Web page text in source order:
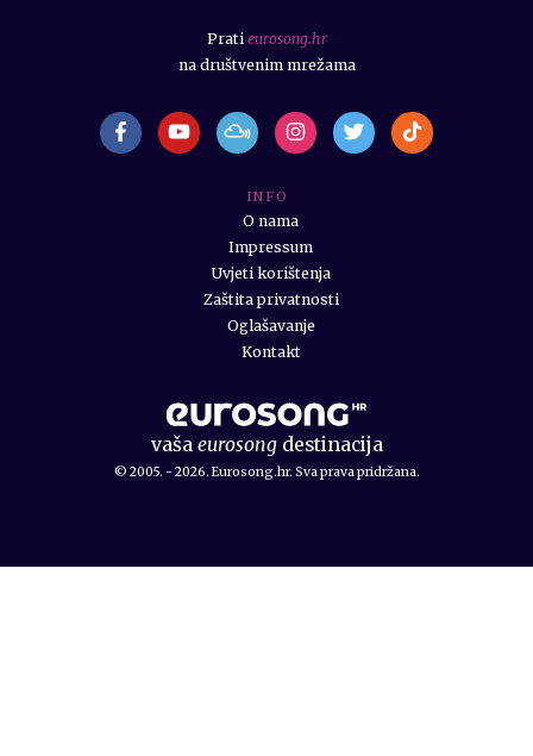
vaša eurosongdestinacija
© 2005. - 2026. Eurosong.hr. Sva prava pridržana.
I N F O
O nama
Impressum
Uvjeti korištenja
Zaštita privatnosti
Oglašavanje
Kontakt
Prati eurosong.hr
na društvenim mrežama